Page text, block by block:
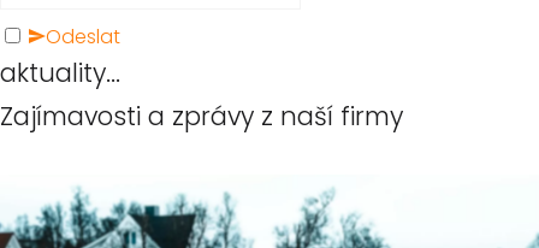
Odeslat
aktuality...
Zajímavosti a zprávy z naší firmy